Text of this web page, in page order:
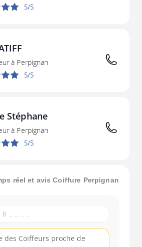
5/5
à Perpignan
5/5
Stéphane
à Perpignan
5/5
réel et avis Coiffure Perpignan